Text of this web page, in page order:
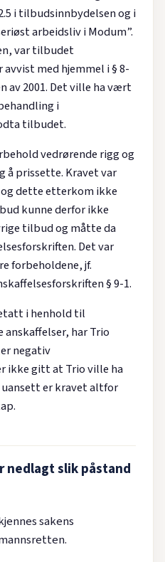
i tilbudsinnbydelsen og i
arbeidsliv i Modum”.
var tilbudet
med hjemmel i § 8-
av 2001. Det ville ha vært
i
tilbudet.
vedrørende rigg og
å prissette. Kravet var
dette etterkom ikke
kunne derfor ikke
tilbud og måtte da
Det var
forbeholdene, jf.
§ 9-1.
i henhold til
har Trio
negativ
ikke gitt at Trio ville ha
er kravet altfor
nedlagt slik påstand
sakens